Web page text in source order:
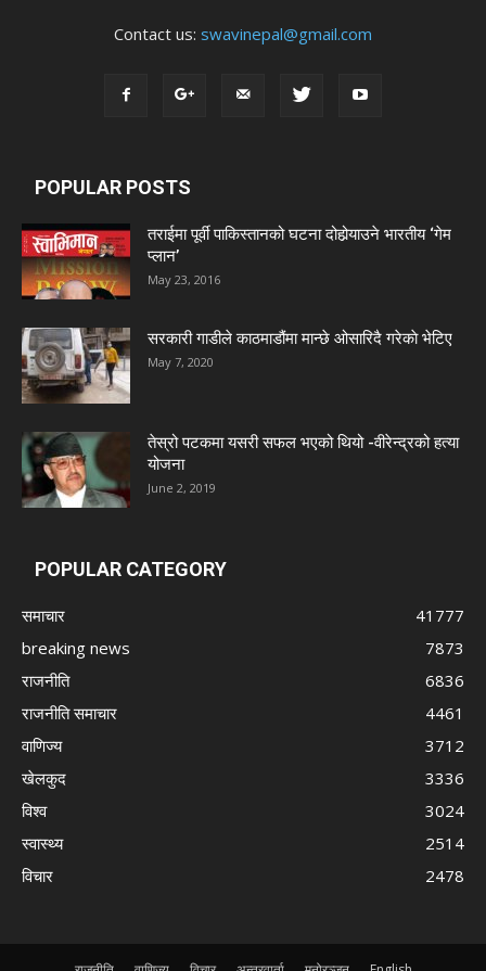
Contact us: swavinepal@gmail.com
POPULAR POSTS
तराईमा पूर्वी पाकिस्तानको घटना दोहोर्‍याउने भारतीय ‘गेम
प्लान’
May 23, 2016
सरकारी गाडीले काठमाडौंमा मान्छे ओसारिदै गरेकाे भेटिए
May 7, 2020
तेस्रो पटकमा यसरी सफल भएको थियो -वीरेन्द्रको हत्या
योजना
June 2, 2019
POPULAR CATEGORY
समाचार
41777
breaking news
7873
राजनीति
6836
राजनीति समाचार
4461
वाणिज्य
3712
खेलकुद
3336
विश्व
3024
स्वास्थ्य
2514
विचार
2478